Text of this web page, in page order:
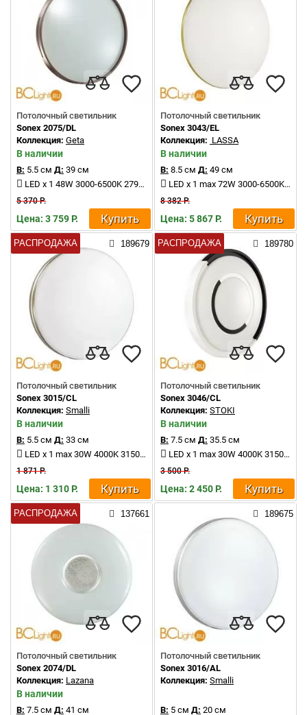
Потолочный светильник
Sonex 2075/DL
Коллекция: Geta
В наличии
В: 5.5 см Д: 39 см
LED x 1 48W 3000-6500K 2790Lm
5 370 Р.
Цена: 3 759 Р. Купить
Потолочный светильник
Sonex 3043/EL
Коллекция: LASSA
В наличии
В: 8.5 см Д: 49 см
LED x 1 max 72W 3000-6500K 5200-5800Lm
8 382 Р.
Цена: 5 867 Р. Купить
РАСПРОДАЖА 189679
Потолочный светильник
Sonex 3015/CL
Коллекция: Smalli
В наличии
В: 5.5 см Д: 33 см
LED x 1 max 30W 4000K 3150Lm
1 871 Р.
Цена: 1 310 Р. Купить
РАСПРОДАЖА 189780
Потолочный светильник
Sonex 3046/CL
Коллекция: STOKI
В наличии
В: 7.5 см Д: 35.5 см
LED x 1 max 30W 4000K 3150Lm
3 500 Р.
Цена: 2 450 Р. Купить
РАСПРОДАЖА 137661
Потолочный светильник
Sonex 2074/DL
Коллекция: Lazana
В наличии
В: 7.5 см Д: 41 см
189675
Потолочный светильник
Sonex 3016/AL
Коллекция: Smalli
В: 5 см Д: 20 см